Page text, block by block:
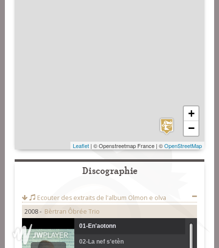
+
−
Leaflet | © Openstreetmap France | ©OpenStreetMap
Discographie
Ecouter des extraits de l'album Olmon e olva
2008 - Bèrtran Ôbrée Trio
01-En'aotonn
02-La nef s'etèn